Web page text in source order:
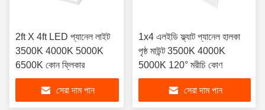
2ft X 4ft LED প্যানেল লাইট
3500K 4000K 5000K
6500K কোন ফ্লিকার
সেরা দাম পান
1x4 এলইডি ফ্ল্যাট প্যানেল হালকা
পৃষ্ঠ মাউন্ট 3500K 4000K
5000K 120° মরীচি কোণ
সেরা দাম পান